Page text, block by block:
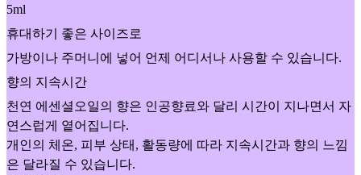
5ml
휴대하기 좋은 사이즈로
가방이나 주머니에 넣어 언제 어디서나 사용할 수 있습니다.
향의 지속시간
천연 에센셜오일의 향은 인공향료와 달리 시간이 지나면서 자
연스럽게 옅어집니다.
개인의 체온, 피부 상태, 활동량에 따라 지속시간과 향의 느낌
은 달라질 수 있습니다.